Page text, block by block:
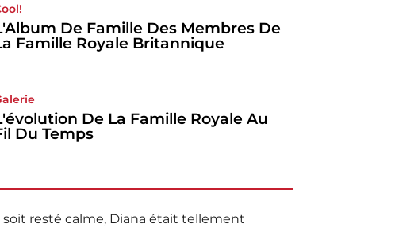
De Famille Des Membres De
Famille Royale Britannique
De La Famille Royale Au
Du Temps
resté calme, Diana était tellement